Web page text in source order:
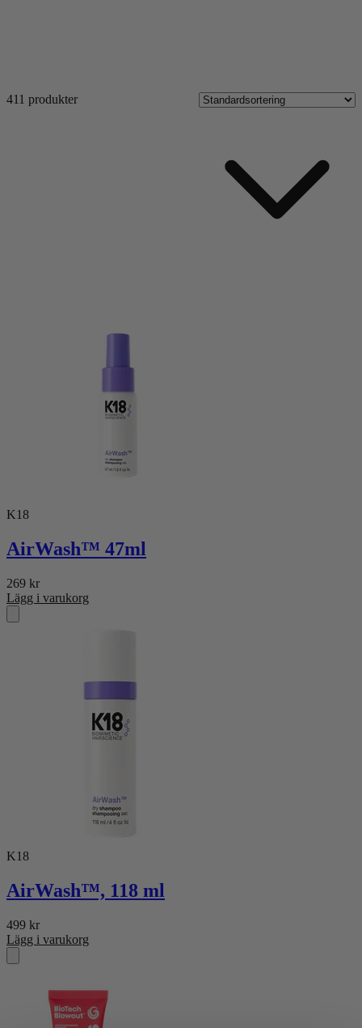
411 produkter
K18
AirWash™ 47ml
269 kr
Lägg i varukorg
K18
AirWash™, 118 ml
499 kr
Lägg i varukorg